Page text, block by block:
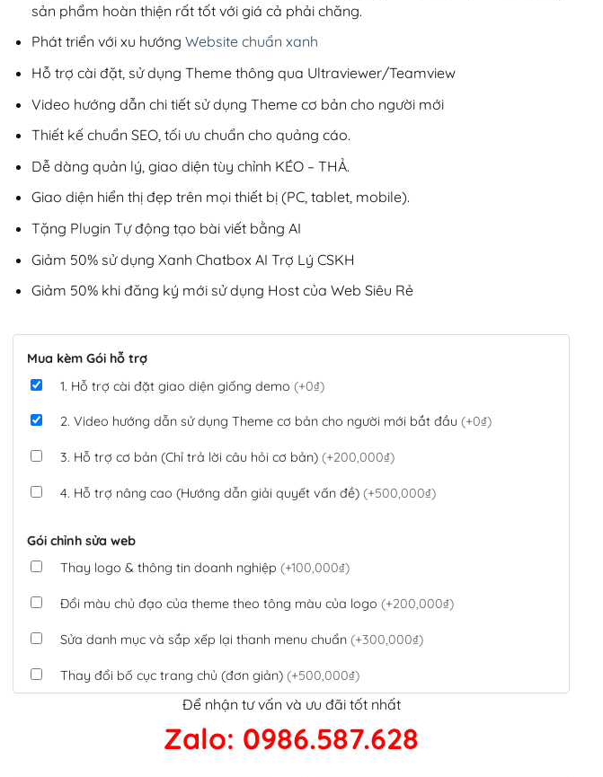
sản phẩm hoàn thiện rất tốt với giá cả phải chăng.
Phát triển với xu hướng Website chuẩn xanh
Hỗ trợ cài đặt, sử dụng Theme thông qua Ultraviewer/Teamview
Video hướng dẫn chi tiết sử dụng Theme cơ bản cho người mới
Thiết kế chuẩn SEO, tối ưu chuẩn cho quảng cáo.
Dễ dàng quản lý, giao diện tùy chỉnh KÉO – THẢ.
Giao diện hiển thị đẹp trên mọi thiết bị (PC, tablet, mobile).
Tặng Plugin Tự động tạo bài viết bằng AI
Giảm 50% sử dụng Xanh Chatbox AI Trợ Lý CSKH
Giảm 50% khi đăng ký mới sử dụng Host của Web Siêu Rẻ
Mua kèm Gói hỗ trợ
1. Hỗ trợ cài đặt giao diện giống demo (+0₫)
2. Video hướng dẫn sử dụng Theme cơ bản cho người mới bắt đầu (+0₫)
3. Hỗ trợ cơ bản (Chỉ trả lời câu hỏi cơ bản) (+200,000₫)
4. Hỗ trợ nâng cao (Hướng dẫn giải quyết vấn đề) (+500,000₫)
Gói chỉnh sửa web
Thay logo & thông tin doanh nghiệp (+100,000₫)
Đổi màu chủ đạo của theme theo tông màu của logo (+200,000₫)
Sửa danh mục và sắp xếp lại thanh menu chuẩn (+300,000₫)
Thay đổi bố cục trang chủ (đơn giản) (+500,000₫)
Tích hợp thanh toán QR Code ngân hàng(+100,000₫)
Xác minh Website, liên kết google, cập nhật sitemap(+50,000₫)
Để nhận tư vấn và ưu đãi tốt nhất
Zalo: 0986.587.628